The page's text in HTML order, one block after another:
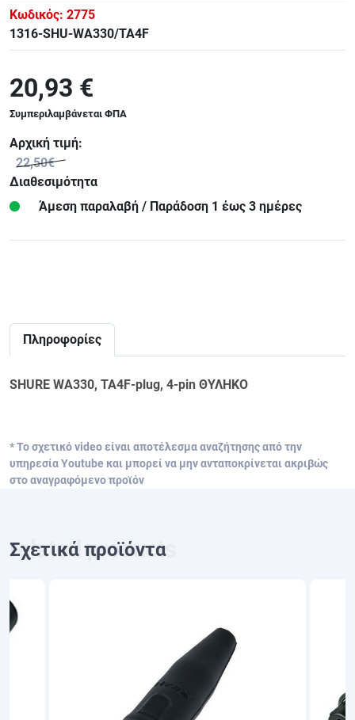
Κωδικός: 2775
1316-SHU-WA330/TA4F
20,93 €
Συμπεριλαμβάνεται ΦΠΑ
Αρχική τιμή:
22,50€
Διαθεσιμότητα
Άμεση παραλαβή / Παράδoση 1 έως 3 ημέρες
Πληροφορίες
SHURE WA330, TA4F-plug, 4-pin ΘΥΛΗΚΟ
* Το σχετικό video είναι αποτέλεσμα αναζήτησης από την
υπηρεσία Youtube και μπορεί να μην ανταποκρίνεται ακριβώς
στο αναγραφόμενο προϊόν
Σχετικά προϊόντα